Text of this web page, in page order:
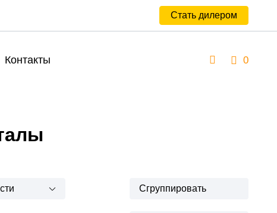
Стать дилером
Контакты 0
Сгруппировать